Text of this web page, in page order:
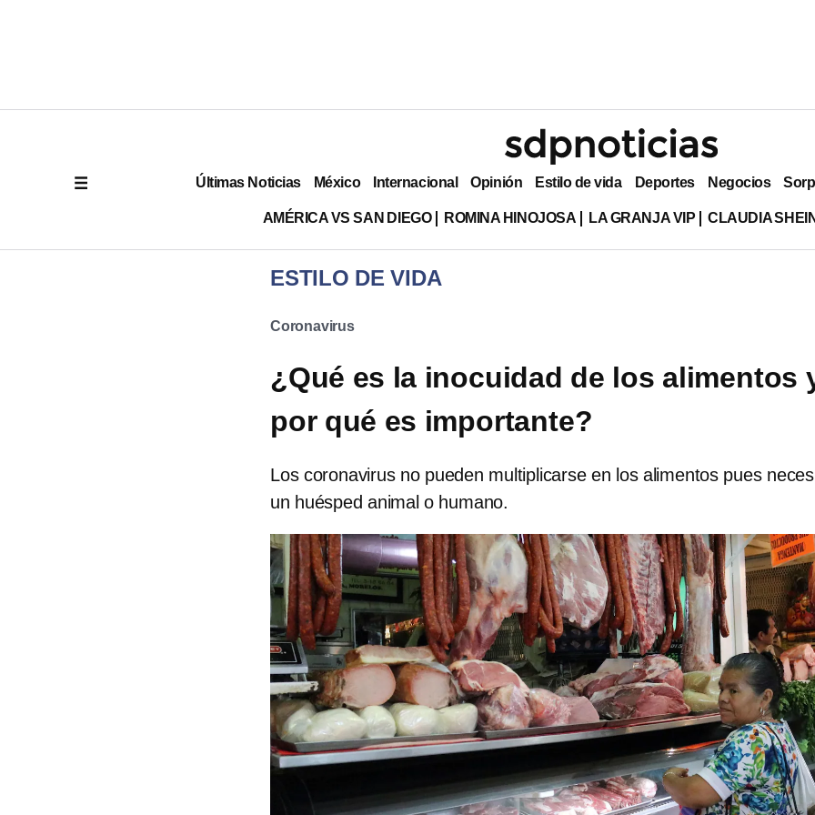
Últimas Noticias México Internacional Opinión Estilo de vida Deportes Negocios
AMÉRICA VS SAN DIEGO ROMINA HINOJOSA LA GRANJA VIP CLAUDIA
ESTILO DE VIDA
Coronavirus
¿Qué es la inocuidad de los alimentos
por qué es importante?
Los coronavirus no pueden multiplicarse en los alimentos pues
un huésped animal o humano.